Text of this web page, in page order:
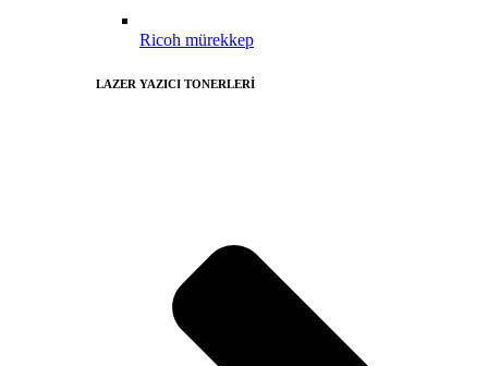
Ricoh mürekkep
LAZER YAZICI TONERLERİ